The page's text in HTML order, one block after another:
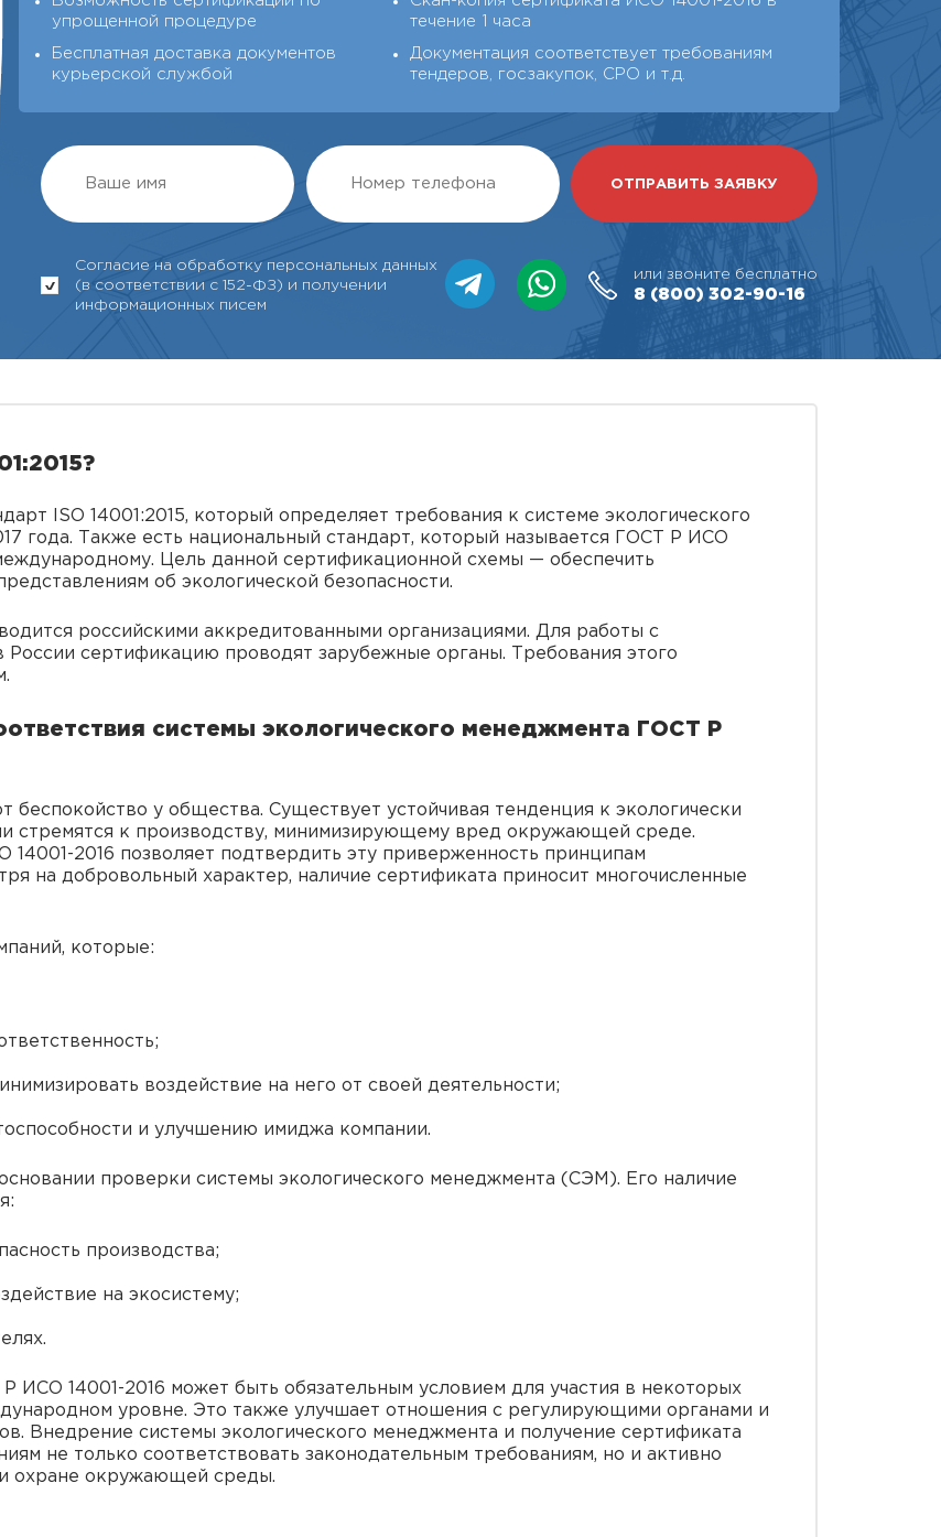
упрощенной процедуре
течение 1 часа
Бесплатная доставка документов
курьерской службой
Документация соответствует требованиям
тендеров, госзакупок, СРО и т.д.
Согласие на обработку персональных данных
(в соответствии с 152-ФЗ) и получении
информационных писем
или звоните бесплатно
8 (800) 302-90-16
ISO 14001:2015, который определяет требования к системе экологического
года. Также есть национальный стандарт, который называется ГОСТ Р ИСО
Цель данной сертификационной схемы — обеспечить
об экологической безопасности.
российскими аккредитованными организациями. Для работы с
сертификацию проводят зарубежные органы. Требования этого
системы экологического менеджмента ГОСТ Р
у общества. Существует устойчивая тенденция к экологически
стремятся к производству, минимизирующему вред окружающей среде.
2016 позволяет подтвердить эту приверженность принципам
на добровольный характер, наличие сертификата приносит многочисленные
которые:
воздействие на него от своей деятельности;
и улучшению имиджа компании.
проверки системы экологического менеджмента (СЭМ). Его наличие
производства;
на экосистему;
ИСО 14001-2016 может быть обязательным условием для участия в некоторых
уровне. Это также улучшает отношения с регулирующими органами и
Внедрение системы экологического менеджмента и получение сертификата
не только соответствовать законодательным требованиям, но и активно
и охране окружающей среды.